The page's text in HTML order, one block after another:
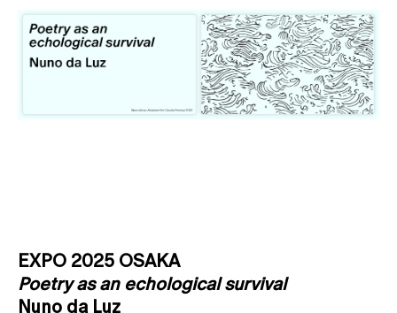
EXPO 2025 OSAKA
Poetry as an echological survival
Nuno da Luz